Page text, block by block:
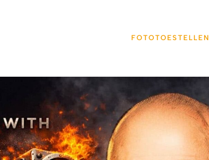
FOTOTOESTELLEN